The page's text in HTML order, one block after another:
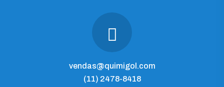
vendas@quimigol.com
(11) 2478-8418